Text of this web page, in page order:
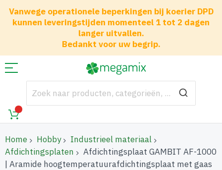
Vanwege operationele beperkingen bij koerier DPD
kunnen leveringstijden momenteel 1 tot 2 dagen
langer uitvallen.
Bedankt voor uw begrip.
Home Hobby
Industrieel materiaal
Afdichtingsplaten
Afdichtingsplaat GAMBIT AF-1000
| Aramide hoogtemperatuurafdichtingsplaat met gaas